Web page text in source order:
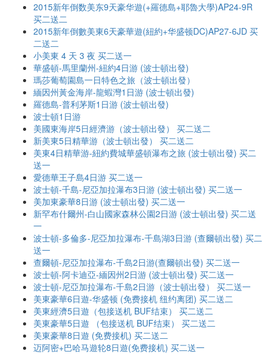
2015新年倒数美东9天豪华遊(+羅德島+耶魯大學)AP24-9R
买二送二
2015新年倒數美東6天豪華遊(紐約+华盛顿DC)AP27-6JD 买
二送二
小美東 4 天 3 夜 买二送一
華盛頓-馬里蘭州-紐約4日游 (波士頓出發)
瑪莎葡萄園島一日特色之旅（波士頓出發）
緬因州黃金海岸-龍蝦灣1日游 (波士頓出發)
羅德島-普利茅斯1日游 (波士頓出發)
波士頓1日游
美國東海岸5日經濟游（波士頓出發） 买二送二
新美東5日精華游（波士頓出發） 买二送二
美東4日精華游-紐約費城華盛頓瀑布之旅 (波士頓出發) 买二
送一
愛德華王子島4日游 买二送一
波士頓-千島-尼亞加拉瀑布3日游 (波士頓出發) 买二送一
美加東豪華8日游 (波士頓出發) 买二送一
新罕布什爾州-白山國家森林公園2日游 (波士頓出發) 买二送
一
波士頓-多倫多-尼亞加拉瀑布-千島湖3日游 (查爾頓出發) 买二
送一
查爾頓-尼亞加拉瀑布-千島2日游(查爾頓出發) 买二送一
波士頓-阿卡迪亞-緬因州2日游 (波士頓出發) 买二送一
波士頓-尼亞加拉瀑布-千島2日游（波士頓出發） 买二送一
美東豪華6日遊-华盛顿 (免费接机 纽约离团) 买二送二
美東經濟5日遊（包接送机 BUF结束） 买二送二
美東豪華5日遊 （包接送机 BUF结束） 买二送二
美東豪華8日遊 (免费接机) 买二送二
迈阿密+巴哈马遊轮8日遊(免费接机) 买二送一